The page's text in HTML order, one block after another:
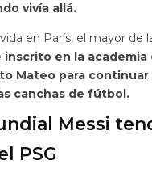
vivía allá.
en París, el mayor de
inscrito en la academia
Mateo para continuar
canchas de fútbol.
Messi
PSG